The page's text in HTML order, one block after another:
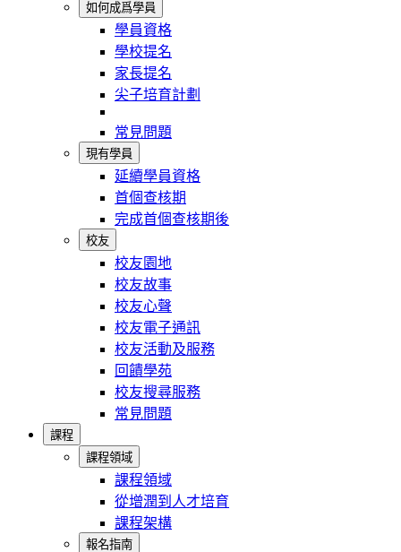
如何成爲學員
學員資格
學校提名
家長提名
尖子培育計劃
常見問題
現有學員
延續學員資格
首個查核期
完成首個查核期後
校友
校友園地
校友故事
校友心聲
校友電子通訊
校友活動及服務
回饋學苑
校友搜尋服務
常見問題
課程
課程領域
課程領域
從增潤到人才培育
課程架構
報名指南